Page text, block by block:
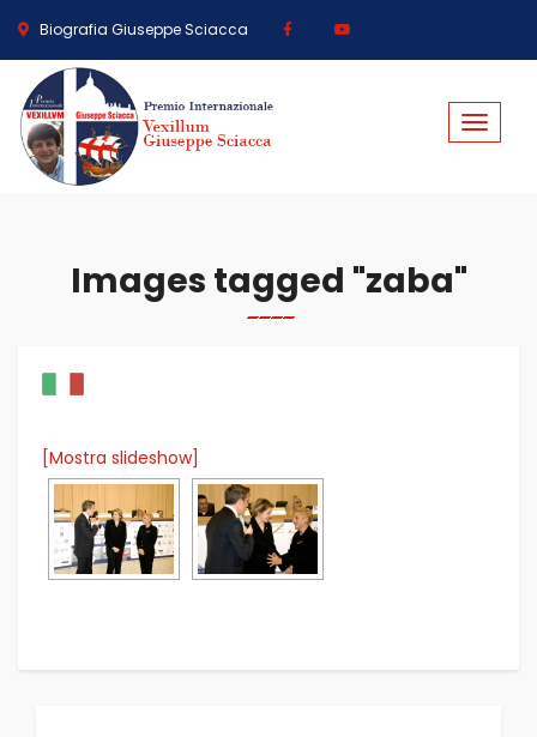
Biografia Giuseppe Sciacca
Toggle
Images tagged "zaba"
[Mostra slideshow]